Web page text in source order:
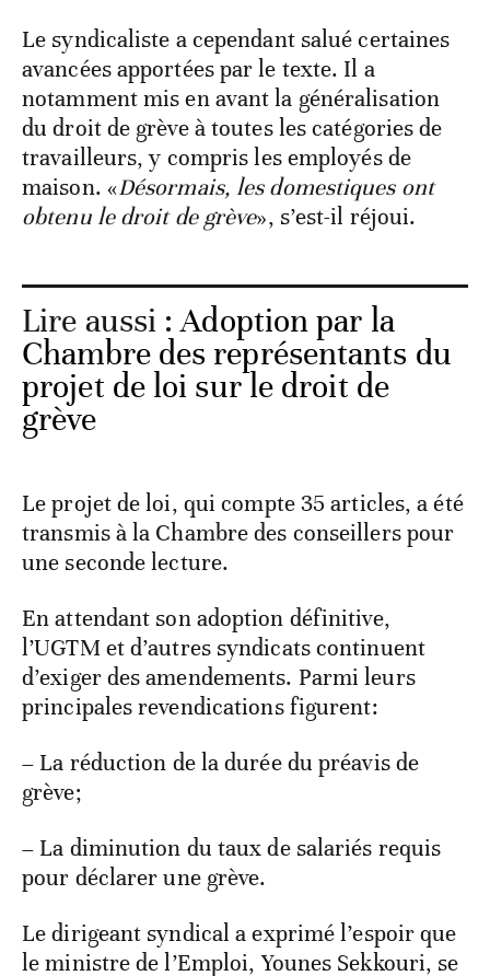
Le syndicaliste a cependant salué certaines
avancées apportées par le texte. Il a
notamment mis en avant la généralisation
du droit de grève à toutes les catégories de
travailleurs, y compris les employés de
maison. «Désormais, les domestiques ont
obtenu le droit de grève», s’est-il réjoui.
Lire aussi :Adoption par la
Chambre des représentants du
projet de loi sur le droit de
grève
Le projet de loi, qui compte 35 articles, a été
transmis à la Chambre des conseillers pour
une seconde lecture.
En attendant son adoption définitive,
l’UGTM et d’autres syndicats continuent
d’exiger des amendements. Parmi leurs
principales revendications figurent:
– La réduction de la durée du préavis de
grève;
– La diminution du taux de salariés requis
pour déclarer une grève.
Le dirigeant syndical a exprimé l’espoir que
le ministre de l’Emploi, Younes Sekkouri, se